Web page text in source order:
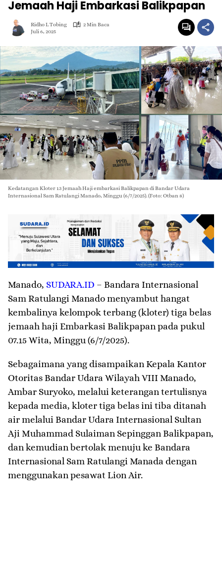
Jemaah Haji Embarkasi Balikpapan
Ridho L Tobing
2 Min Baca
Juli 6, 2025
Kedatangan Kloter 13 Jemaah Haji embarkasi Balikpapan di Bandar Udara
Internasional Sam Ratulangi Manado, Minggu (6/7/2025). (Foto: Otban 8)
Manado, SUDARA.ID – Bandara Internasional
Sam Ratulangi Manado menyambut hangat
kembalinya kelompok terbang (kloter) tiga belas
jemaah haji Embarkasi Balikpapan pada pukul
07.15 Wita, Minggu (6/7/2025).
Sebagaimana yang disampaikan Kepala Kantor
Otoritas Bandar Udara Wilayah VIII Manado,
Ambar Suryoko, melalui keterangan tertulisnya
kepada media, kloter tiga belas ini tiba ditanah
air melalui Bandar Udara Internasional Sultan
Aji Muhammad Sulaiman Sepinggan Balikpapan,
dan kemudian bertolak menuju ke Bandara
Internasional Sam Ratulangi Manada dengan
menggunakan pesawat Lion Air.